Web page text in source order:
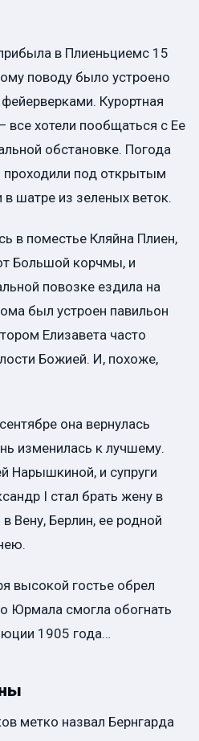
в Плиеньциемс 15
поводу было устроено
Курортная
хотели пообщаться с Ее
обстановке. Погода
проходили под открытым
шатре из зеленых веток.
в поместье Кляйна Плиен,
Большой корчмы, и
повозке ездила на
был устроен павильон
Елизавета часто
Божией. И, похоже,
она вернулась
изменилась к лучшему.
Нарышкиной, и супруги
I стал брать жену в
Вену, Берлин, ее родной
высокой гостье обрел
Юрмала смогла обогнать
1905 года…
метко назвал Бернгарда